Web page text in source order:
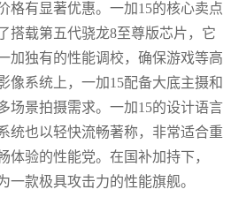
格有显著优惠。一加15的核心卖点
搭载第五代骁龙8至尊版芯片，它
加独有的性能调校，确保游戏等高
像系统上，一加15配备大底主摄和
场景拍摄需求。一加15的设计语言
统也以轻快流畅著称，非常适合重
体验的性能党。在国补加持下，
一款极具攻击力的性能旗舰。